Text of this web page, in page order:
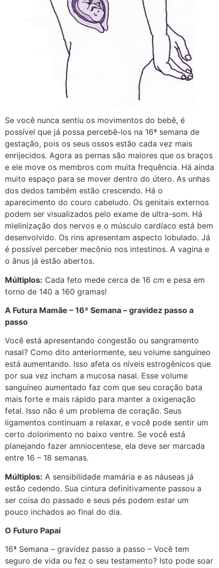
Se você nunca sentiu os movimentos do bebê, é
possível que já possa percebê-los na 16ª semana de
gestação, pois os seus ossos estão cada vez mais
enrijecidos. Agora as pernas são maiores que os braços
e ele move os membros com muita frequência. Há ainda
muito espaço para se mover dentro do útero. As unhas
dos dedos também estão crescendo. Há o
aparecimento do couro cabeludo. Os genitais externos
podem ser visualizados pelo exame de ultra-som. Há
mielinização dos nervos e o músculo cardíaco está bem
desenvolvido. Os rins apresentam aspecto lobulado. Já
é possível perceber mecônio nos intestinos. A vagina e
o ânus já estão abertos.
Múltiplos: Cada feto mede cerca de 16 cm e pesa em
torno de 140 a 160 gramas!
A Futura Mamãe – 16ª Semana – gravidez passo a
passo
Você está apresentando congestão ou sangramento
nasal? Como dito anteriormente, seu volume sanguíneo
está aumentando. Isso afeta os níveis estrogênicos que
por sua vez incham a mucosa nasal. Esse volume
sanguíneo aumentado faz com que seu coração bata
mais forte e mais rápido para manter a oxigenação
fetal. Isso não é um problema de coração. Seus
ligamentos continuam a relaxar, e você pode sentir um
certo dolorimento no baixo ventre. Se você está
planejando fazer amniocentese, ela deve ser marcada
entre 16 – 18 semanas.
Múltiplos: A sensibilidade mamária e as náuseas já
estão cedendo. Sua cintura definitivamente passou a
ser coisa do passado e seus pés podem estar um
pouco inchados ao final do dia.
O Futuro Papai
16ª Semana – gravidez passo a passo – Você tem
seguro de vida ou fez o seu testamento? Isto pode soar